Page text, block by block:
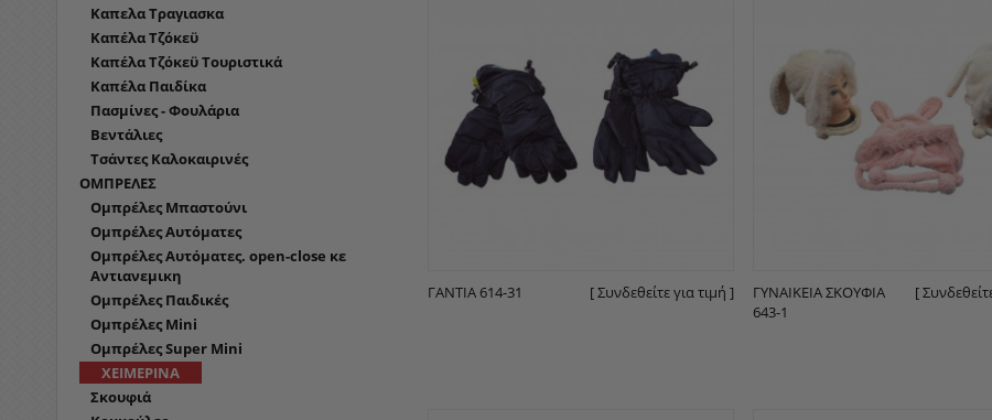
Καπελα Τραγιασκα
Καπέλα Τζόκεϋ
Καπέλα Τζόκεϋ Τουριστικά
Καπέλα Παιδίκα
Πασμίνες - Φουλάρια
Βεντάλιες
Τσάντες Καλοκαιρινές
ΟΜΠΡΕΛΕΣ
Ομπρέλες Μπαστούνι
Ομπρέλες Αυτόματες
Ομπρέλες Αυτόματες. open-close κε
Αντιανεμικη
Ομπρέλες Παιδικές
Ομπρέλες Mini
Ομπρέλες Super Mini
ΧΕΙΜΕΡΙΝΑ
Σκουφιά
ΓΆΝΤΙΑ 614-31 [ Συνδεθείτε για τιμή ]
ΓΥΝΑΙΚΕΊΑ ΣΚΟΥΦΙΆ
643-1
[